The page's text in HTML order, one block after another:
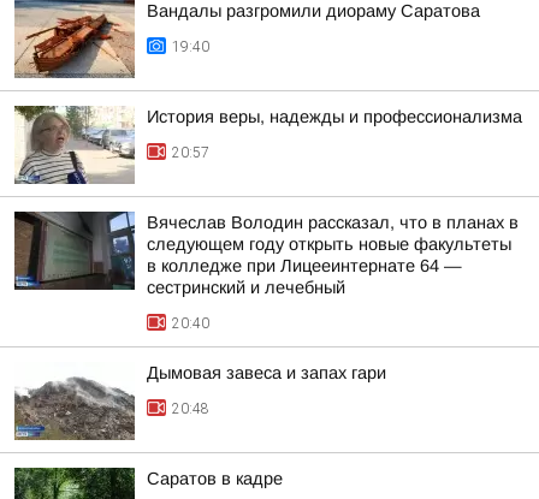
Вандалы разгромили диораму Саратова
19:40
История веры, надежды и профессионализма
20:57
Вячеслав Володин рассказал, что в планах в
следующем году открыть новые факультеты
в колледже при Лицееинтернате 64 —
сестринский и лечебный
20:40
Дымовая завеса и запах гари
20:48
Саратов в кадре